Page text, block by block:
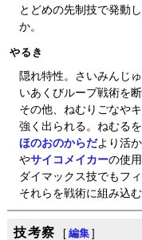
とどめの先制技で発動
か。
やるき
隠れ特性。さいみんじ
いあくびループ戦術を
その他、ねむりごなや
強く出られる。ねむる
ほのおのからだより活
やサイコメイカーの使
ダイマックス技でもフ
それらを戦術に組み込
技考察 [ 編集 ]